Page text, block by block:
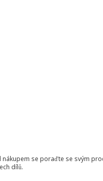
se poraďte se svým
dílů.